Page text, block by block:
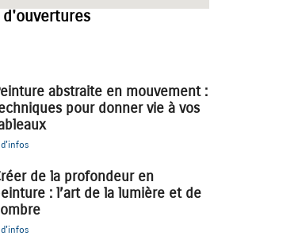
d'ouvertures
abstraite en mouvement :
pour donner vie à vos
de la profondeur en
: l’art de la lumière et de